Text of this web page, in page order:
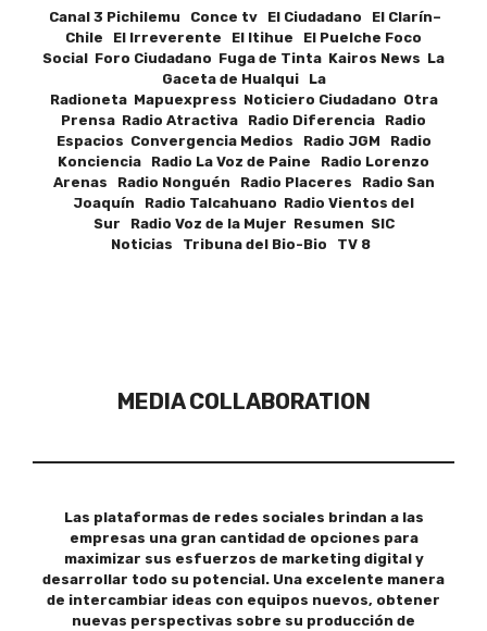
Canal 3 Pichilemu Conce tv El Ciudadano El Clarín–
Chile El Irreverente El Itihue El Puelche Foco
Social Foro Ciudadano Fuga de Tinta Kairos News La
Gaceta de Hualqui La
Radioneta Mapuexpress Noticiero Ciudadano Otra
Prensa Radio Atractiva Radio Diferencia Radio
Espacios Convergencia Medios Radio JGM Radio
Konciencia Radio La Voz de Paine Radio Lorenzo
Arenas Radio Nonguén Radio Placeres Radio San
Joaquín Radio Talcahuano Radio Vientos del
Sur Radio Voz de la Mujer Resumen SIC
Noticias Tribuna del Bio-Bio TV 8
MEDIA COLLABORATION
Las plataformas de redes sociales brindan a las
empresas una gran cantidad de opciones para
maximizar sus esfuerzos de marketing digital y
desarrollar todo su potencial. Una excelente manera
de intercambiar ideas con equipos nuevos, obtener
nuevas perspectivas sobre su producción de